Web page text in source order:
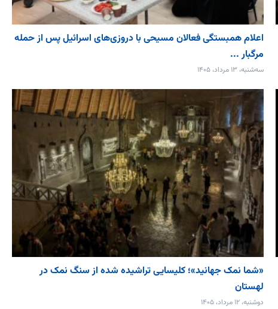
اعلام همبستگی فعالان مسیحی با دروزی‌های اسرائیل پس از حمله
مرگبار ...
سه‌شنبه، ۱۳ مرداد، ۱۴۰۵
«شما نمک جهانید»؛ کلیسایی تراشیده شده از سنگ نمک در
لهستان
دوشنبه، ۱۲ مرداد، ۱۴۰۵